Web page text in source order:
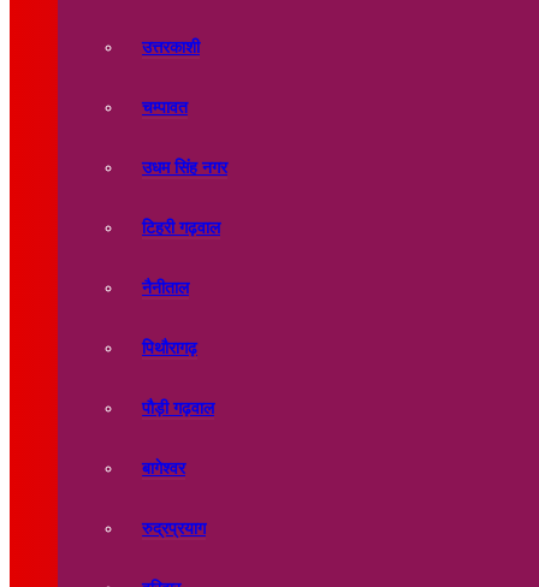
उत्तरकाशी
चम्पावत
उधम सिंह नगर
टिहरी गढ़वाल
नैनीताल
पिथौरागढ़
पौड़ी गढ़वाल
बागेश्वर
रुद्रप्रयाग